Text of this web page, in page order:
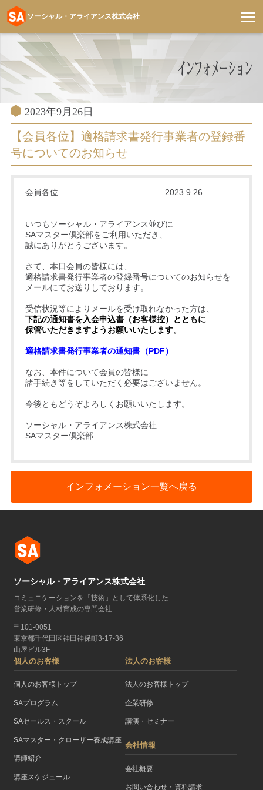
テ
ン
ソーシャル・アライアンス株式会社
投
稿
日:
2023年9月26日
【会員各位】適格請求書発行事業者の登録番
号についてのお知らせ
会員各位 2023.9.26
いつもソーシャル・アライアンス並びに
SAマスター倶楽部をご利用いただき、
誠にありがとうございます。
さて、本日会員の皆様には、
適格請求書発行事業者の登録番号についてのお知らせを
メールにてお送りしております。
受信状況等によりメールを受け取れなかった方は、
下記の通知書を入会申込書（お客様控）とともに
保管いただきますようお願いいたします。
適格請求書発行事業者の通知書（PDF）
なお、本件について会員の皆様に
諸手続き等をしていただく必要はございません。
今後ともどうぞよろしくお願いいたします。
ソーシャル・アライアンス株式会社
SAマスター倶楽部
インフォメーション一覧へ戻る
ソーシャル・アライアンス株式会社
コミュニケーションを「技術」として体系化した
営業研修・人材育成の専門会社
〒101-0051
東京都千代田区神田神保町3-17-36
山屋ビル3F
個人のお客様
個人のお客様トップ
SAプログラム
SAセールス・スクール
SAマスター・クローザー養成講座
講師紹介
講座スケジュール
法人のお客様
法人のお客様トップ
企業研修
講演・セミナー
会社情報
会社概要
お問い合わせ・資料請求